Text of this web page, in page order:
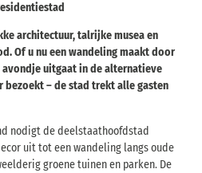
architectuur, talrijke musea en
Of u nu een wandeling maakt door
uitgaat in de alternatieve
bezoekt – de stad trekt alle gasten
nodigt de deelstaathoofdstad
uit tot een wandeling langs oude
groene tuinen en parken. De